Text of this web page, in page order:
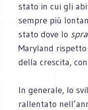
stato in cui gli
sempre più
stato dove lo
Maryland
della crescita,
In generale, lo
rallentato